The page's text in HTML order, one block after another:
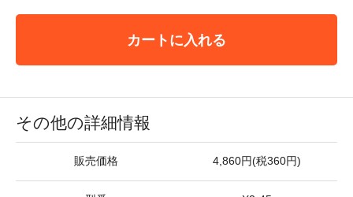
カートに入れる
その他の詳細情報
販売価格 4,860円(税360円)